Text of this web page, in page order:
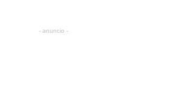
- anuncio -